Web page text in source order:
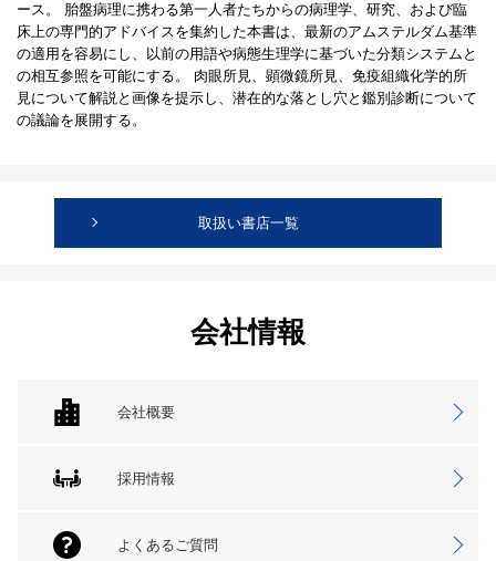
ース。 胎盤病理に携わる第一人者たちからの病理学、研究、および臨
床上の専門的アドバイスを集約した本書は、最新のアムステルダム基準
の適用を容易にし、以前の用語や病態生理学に基づいた分類システムと
の相互参照を可能にする。 肉眼所見、顕微鏡所見、免疫組織化学的所
見について解説と画像を提示し、潜在的な落とし穴と鑑別診断について
の議論を展開する。
取扱い書店一覧
会社情報
会社概要
採用情報
よくあるご質問